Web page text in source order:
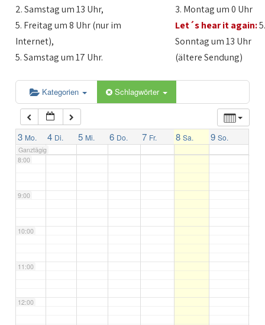
2. Samstag um 13 Uhr,
5. Freitag um 8 Uhr (nur im
Internet),
5. Samstag um 17 Uhr.
3. Montag um 0 Uhr
Let´s hear it again:
Sonntag um 13 Uhr
(ältere Sendung)
Kategorien Schlagwörter
3 Mo. 4 Di. 5 Mi. 6 Do. 7 Fr. 8 Sa. 9 So.
Ganztägig
5:00
6:00
7:00
8:00
9:00
10:00
11:00
12:00